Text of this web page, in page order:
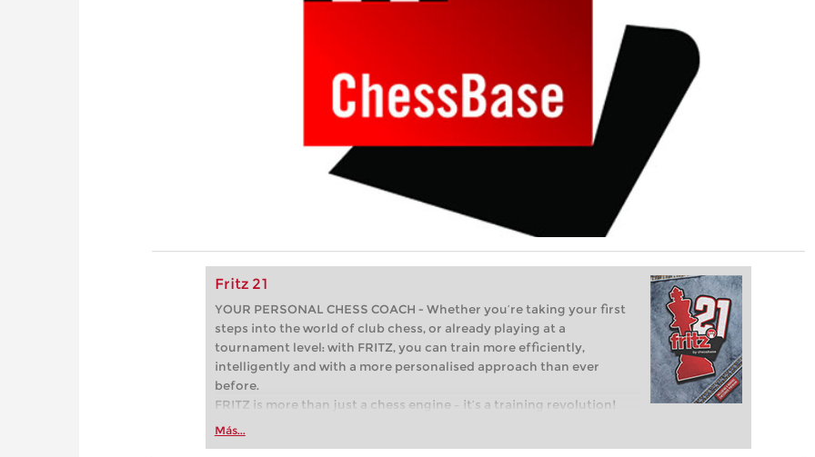
Fritz 21
YOUR PERSONAL CHESS COACH - Whether you’re taking your first
steps into the world of club chess, or already playing at a
tournament level: with FRITZ, you can train more efficiently,
intelligently and with a more personalised approach than ever
before.
FRITZ is more than just a chess engine – it’s a training revolution!
Whether you’re taking your first steps into the world of club chess,
Más...